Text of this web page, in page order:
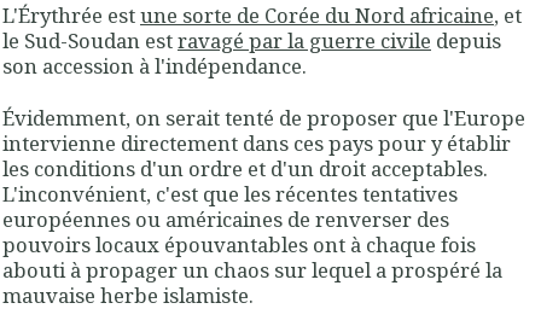
L'Érythrée estune sorte de Corée du Nord africaine, et
le Sud-Soudan estravagé par la guerre civile depuis
son accession à l'indépendance.
Évidemment, on serait tenté de proposer que l'Europe
intervienne directement dans ces pays pour y établir
les conditions d'un ordre et d'un droit acceptables.
L'inconvénient, c'est que les récentes tentatives
européennes ou américaines de renverser des
pouvoirs locaux épouvantables ont à chaque fois
abouti à propager un chaos sur lequel a prospéré la
mauvaise herbe islamiste.